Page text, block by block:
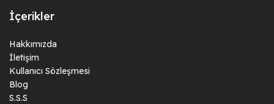
İçerikler
Hakkımızda
İletişim
Kullanıcı Sözleşmesi
Blog
S.S.S